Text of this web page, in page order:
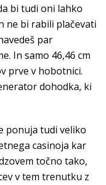
bi tudi oni lahko
ne bi rabili plačevati
par
In samo 46,46 cm
prve v hobotnici.
dohodka, ki
ponuja tudi veliko
casinoja kar
točno tako,
v tem trenutku z